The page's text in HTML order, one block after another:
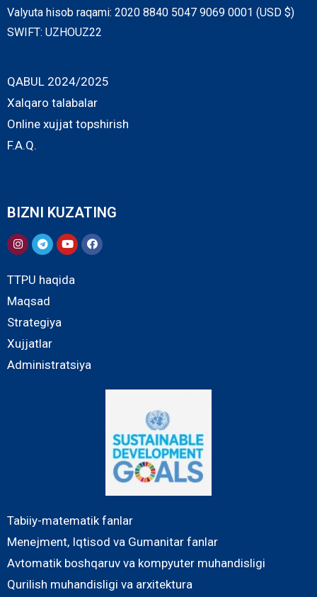
Valyuta hisob raqami: 2020 8840 5047 9069 0001 (USD $)
SWIFT: UZHOUZ22
QABUL 2024/2025
Xalqaro talabalar
Online xujjat topshirish
F.A.Q.
BIZNI KUZATING
TTPU haqida
Maqsad
Strategiya
Xujjatlar
Administratsiya
Tabiiy-matematik fanlar
Menejment, Iqtisod va Gumanitar fanlar
Avtomatik boshqaruv va kompyuter muhandisligi
Qurilish muhandisligi va arxitektura